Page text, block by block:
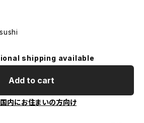
shipping available
Add to cart
内にお住まいの方向け